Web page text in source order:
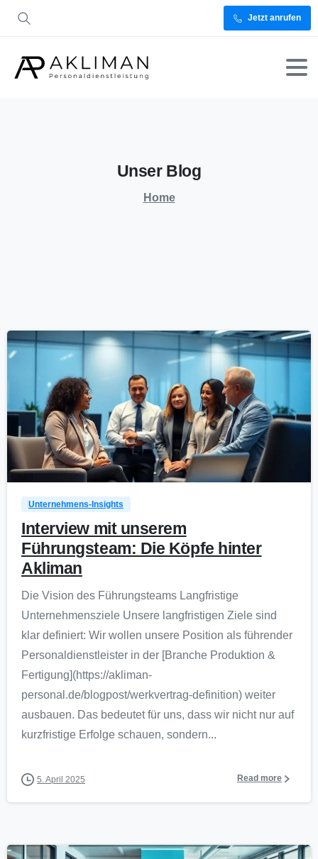
Jetzt anrufen
Unser Blog
Home
Unternehmens-Insights
Interview mit unserem
Führungsteam: Die Köpfe hinter
Akliman
Die Vision des Führungsteams Langfristige
Unternehmensziele Unsere langfristigen Ziele sind
klar definiert: Wir wollen unsere Position als führender
Personaldienstleister in der [Branche Produktion &
Fertigung](https://akliman-
personal.de/blogpost/werkvertrag-definition) weiter
ausbauen. Das bedeutet für uns, dass wir nicht nur auf
kurzfristige Erfolge schauen, sondern...
5. April 2025 Read more